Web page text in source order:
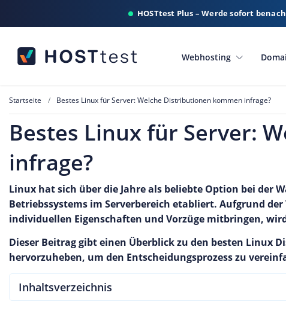
HOSTtest Plus – Werde sofort
Webhosting
Startseite Bestes Linux für Server: Welche Distributionen kommen infrage?
Bestes Linux für Server:
infrage?
Linux hat sich über die Jahre als beliebte Option bei der
Betriebssystems im Serverbereich etabliert. Aufgrund
individuellen Eigenschaften und Vorzüge mitbringen,
Dieser Beitrag gibt einen Überblick zu den besten Linux
hervorzuheben, um den Entscheidungsprozess zu
Inhaltsverzeichnis